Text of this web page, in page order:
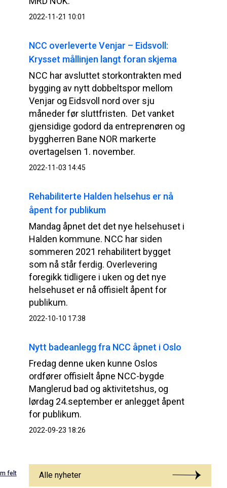
2022-11-21 10:01
NCC overleverte Venjar – Eidsvoll:
Krysset mållinjen langt foran skjema
NCC har avsluttet storkontrakten med
bygging av nytt dobbeltspor mellom
Venjar og Eidsvoll nord over sju
måneder før sluttfristen. Det vanket
gjensidige godord da entreprenøren og
byggherren Bane NOR markerte
overtagelsen 1. november.
2022-11-03 14:45
Rehabiliterte Halden helsehus er nå
åpent for publikum
Mandag åpnet det det nye helsehuset i
Halden kommune. NCC har siden
sommeren 2021 rehabilitert bygget
som nå står ferdig. Overlevering
foregikk tidligere i uken og det nye
helsehuset er nå offisielt åpent for
publikum.
2022-10-10 17:38
Nytt badeanlegg fra NCC åpnet i Oslo
Fredag denne uken kunne Oslos
ordfører offisielt åpne NCC-bygde
Manglerud bad og aktivitetshus, og
lørdag 24.september er anlegget åpent
for publikum.
2022-09-23 18:26
felt Alle nyheter